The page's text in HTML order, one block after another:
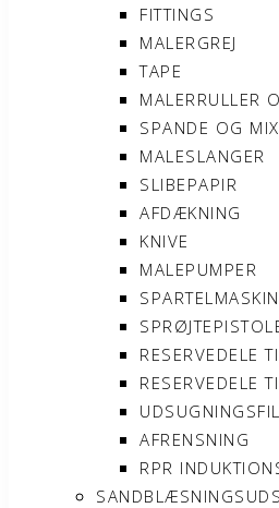
FITTINGS
MALERGREJ
TAPE
MALERRULLER
SPANDE OG
MALESLANGER
SLIBEPAPIR
AFDÆKNING
KNIVE
MALEPUMPER
RESERVEDELE
RESERVEDELE
AFRENSNING
RPR